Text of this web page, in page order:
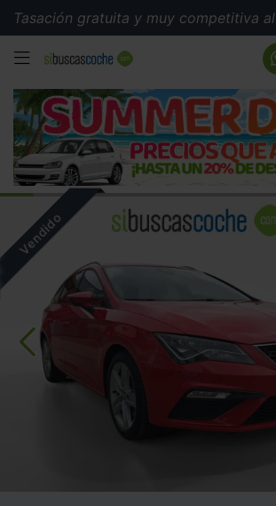
gratuita y muy competitiva al
MENÚ